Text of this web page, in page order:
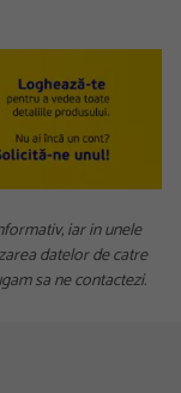
iar in unele
datelor de catre
sa ne contactezi.